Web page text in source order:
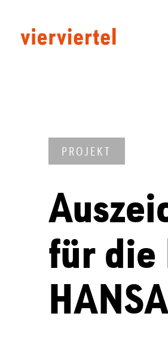
PROJEKT
für die
HANSA